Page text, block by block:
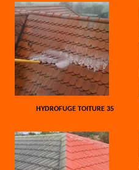
HYDROFUGE TOITURE 35